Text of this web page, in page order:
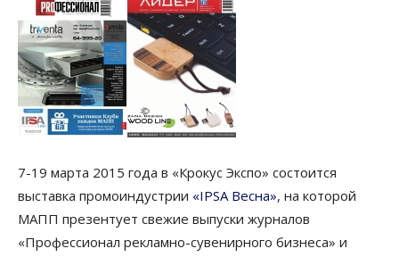
7-19 марта 2015 года в «Крокус Экспо» состоится
выставка промоиндустрии «IPSA Весна», на которой
МАПП презентует свежие выпуски журналов
«Профессионал рекламно-сувенирного бизнеса» и